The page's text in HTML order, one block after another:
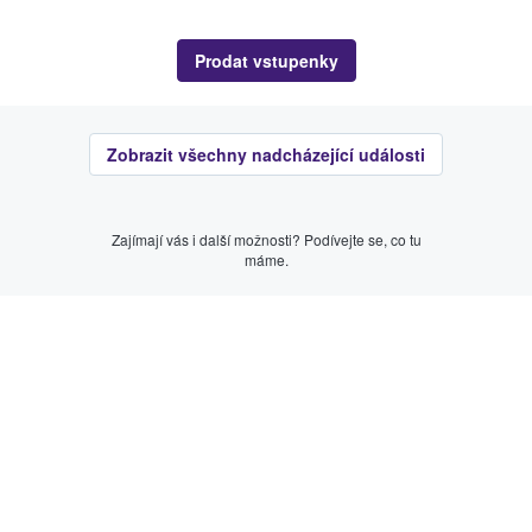
Prodat vstupenky
Zobrazit všechny nadcházející události
Zajímají vás i další možnosti? Podívejte se, co tu
máme.